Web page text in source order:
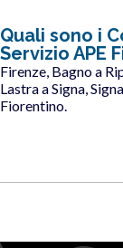
Quali sono i
Servizio APE
Firenze, Bagno a
Lastra a Signa,
Fiorentino.